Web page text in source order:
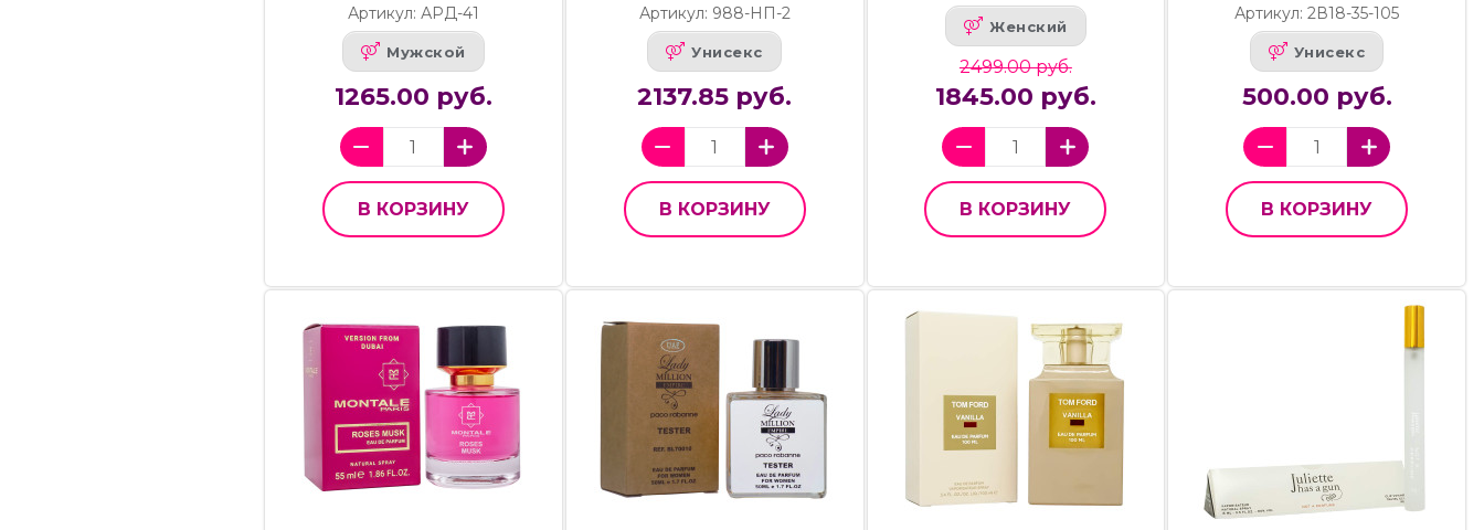
Артикул: АРД-41
Мужской
1265.00 руб.
В КОРЗИНУ
Артикул: 988-НП-2
Унисекс
2137.85 руб.
В КОРЗИНУ
Женский
2499.00 руб.
1845.00 руб.
В КОРЗИНУ
Артикул: 2В18-35-105
Унисекс
500.00 руб.
В КОРЗИНУ